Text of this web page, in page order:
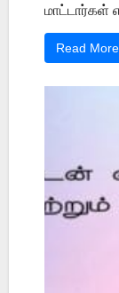
மாட்டார்கள்
Read More